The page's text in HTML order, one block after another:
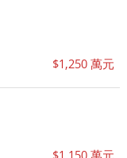
$1,250 萬元
$1,150 萬元